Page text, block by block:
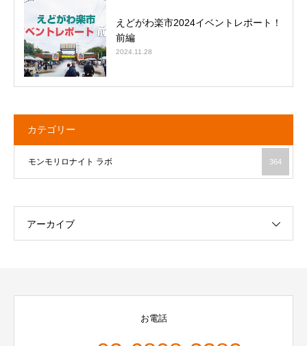
えどがわ楽市2024イベントレポート！
前編
2024.11.28
カテゴリー
モンモリロナイト ラボ 364
アーカイブ
お電話